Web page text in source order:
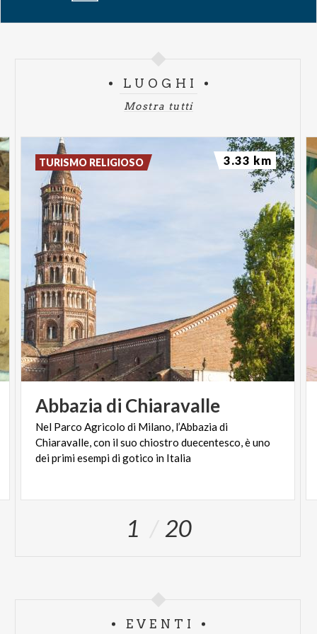
LUOGHI
Mostra tutti
Abbazia di Chiaravalle
Nel Parco Agricolo di Milano, l’Abbazia di
Chiaravalle, con il suo chiostro duecentesco, è uno
dei primi esempi di gotico in Italia
TURISMO RELIGIOSO 3.33 km
1 20
EVENTI